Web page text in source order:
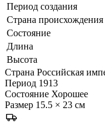
Период создания
Страна происхождения
Состояние
Длина
Высота
Страна Российская
Период 1913
Состояние Хорошее
Размер 15.5 × 23 см